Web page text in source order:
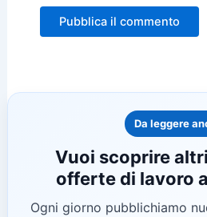
Da leggere
Vuoi scoprire
offerte di lavoro
Ogni giorno pubblichiamo